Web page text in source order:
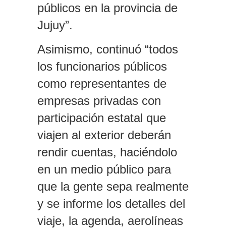
públicos en la provincia de
Jujuy”.
Asimismo, continuó “todos
los funcionarios públicos
como representantes de
empresas privadas con
participación estatal que
viajen al exterior deberán
rendir cuentas, haciéndolo
en un medio público para
que la gente sepa realmente
y se informe los detalles del
viaje, la agenda, aerolíneas